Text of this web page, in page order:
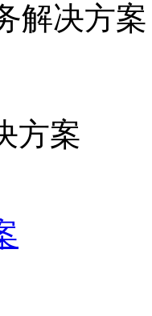
解决方案
方案